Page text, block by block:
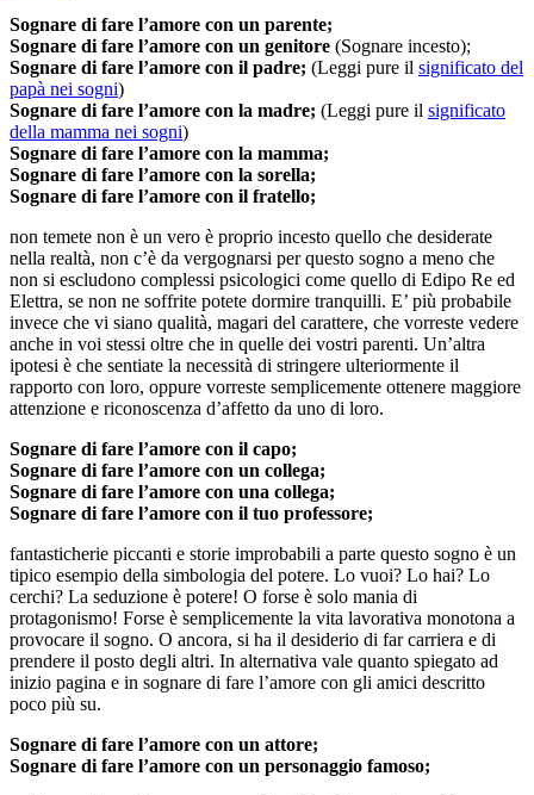
Sognare di fare l’amore con un parente;
Sognare di fare l’amore con un genitore (Sognare incesto);
Sognare di fare l’amore con il padre; (Leggi pure il significato del
papà nei sogni)
Sognare di fare l’amore con la madre; (Leggi pure il significato
della mamma nei sogni)
Sognare di fare l’amore con la mamma;
Sognare di fare l’amore con la sorella;
Sognare di fare l’amore con il fratello;
non temete non è un vero è proprio incesto quello che desiderate
nella realtà, non c’è da vergognarsi per questo sogno a meno che
non si escludono complessi psicologici come quello di Edipo Re ed
Elettra, se non ne soffrite potete dormire tranquilli. E’ più probabile
invece che vi siano qualità, magari del carattere, che vorreste vedere
anche in voi stessi oltre che in quelle dei vostri parenti. Un’altra
ipotesi è che sentiate la necessità di stringere ulteriormente il
rapporto con loro, oppure vorreste semplicemente ottenere maggiore
attenzione e riconoscenza d’affetto da uno di loro.
Sognare di fare l’amore con il capo;
Sognare di fare l’amore con un collega;
Sognare di fare l’amore con una collega;
Sognare di fare l’amore con il tuo professore;
fantasticherie piccanti e storie improbabili a parte questo sogno è un
tipico esempio della simbologia del potere. Lo vuoi? Lo hai? Lo
cerchi? La seduzione è potere! O forse è solo mania di
protagonismo! Forse è semplicemente la vita lavorativa monotona a
provocare il sogno. O ancora, si ha il desiderio di far carriera e di
prendere il posto degli altri. In alternativa vale quanto spiegato ad
inizio pagina e in sognare di fare l’amore con gli amici descritto
poco più su.
Sognare di fare l’amore con un attore;
Sognare di fare l’amore con un personaggio famoso;